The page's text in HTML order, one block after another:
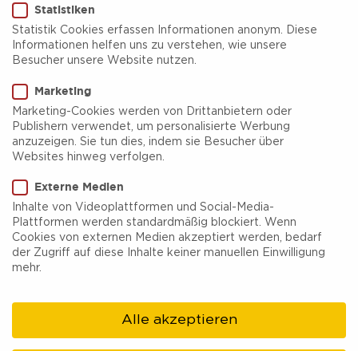
Kunstmuseum Bochum
Neugier, Experimentierfreude und eine Einladung
zum offenen Austausch stehen im Mittelpunkt
Randes des Stadtparks und einen Katzensprung
von der Bochumer Innenstadt gelegen, versteht
sich das Kunstmuseum Bochum als ein Ort mit
viele beteiligt sind.
In zwei miteinander verbundenen Gebäuden
Statistiken
Statistik Cookies erfassen Informationen anonym. Diese
Informationen helfen uns zu verstehen, wie unsere
Besucher unsere Website nutzen.
Marketing
Marketing-Cookies werden von Drittanbietern oder
Publishern verwendet, um personalisierte Werbung
anzuzeigen. Sie tun dies, indem sie Besucher über
Websites hinweg verfolgen.
Externe Medien
Inhalte von Videoplattformen und Social-Media-
Plattformen werden standardmäßig blockiert. Wenn
Cookies von externen Medien akzeptiert werden, bedarf
der Zugriff auf diese Inhalte keiner manuellen Einwilligung
mehr.
Alle akzeptieren